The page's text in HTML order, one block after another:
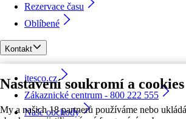
Nastavení soukromí a cookies
My a našich 18 partnerů používáme nebo
Rezervace času
Oblíbené
Kontakt
itesco.cz
Zákaznické centrum - 800 222 555
Naše obchody